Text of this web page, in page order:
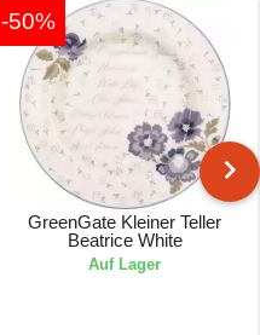
-50%
GreenGate Kleiner Teller
Beatrice White
Auf Lager